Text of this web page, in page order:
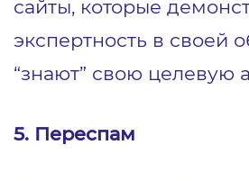
сайты, которые
экспертность в своей
“знают” свою целевую
5. Переспам